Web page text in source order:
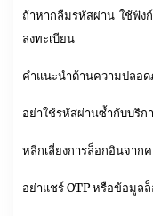
ถ้าหากลืมรหัสผ่าน ใช้ฟัง
ลงทะเบียน
คำแนะนำด้านความปลอด
อย่าใช้รหัสผ่านซ้ำกับบริก
หลีกเลี่ยงการล็อกอินจาก
อย่าแชร์ OTP หรือข้อมูล